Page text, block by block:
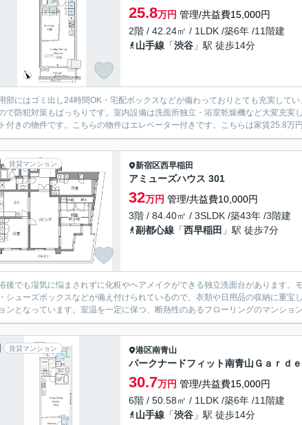
25.8万円 管理/共益費15,000円
2階 / 42.24㎡ / 1LDK /築6年 /11階建
山手線 「渋谷 」駅 徒歩14分
部にはゴミ出し24時間OK・宅配ボックスなどが備わっておりとても充実して
で防犯対策もばっちりです。室内設備は洗面所独立・浴室乾燥機など大変充
付きの物件です。こちらの物件はエレベーター付きです。こちらは家賃25.8万
賃貸マンション 新宿区西早稲田
アミューズハウス 301
32万円 管理/共益費10,000円
3階 / 84.40㎡ / 3SLDK /築43年 /3階建
副都心線 「西早稲田 」駅 徒歩7分
後でも湿気に悩まされずに化粧やヘアメイクができる独立洗面台があります
シューズボックスなどが備え付けられているので、衣類や日用品の収納に重
ンとなっています。室温を一定に保つ、断熱性のあるフローリングのマンショ
賃貸マンション 港区南青山
パークナードフィット南青山Ｇａｒｄ
30.7万円 管理/共益費15,000円
6階 / 50.58㎡ / 1LDK /築6年 /11階建
山手線 「渋谷 」駅 徒歩14分